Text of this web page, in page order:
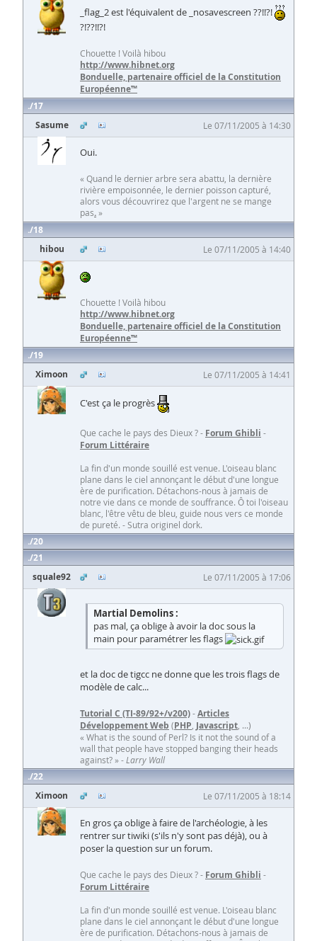
_flag_2 est l'équivalent de _nosavescreen ??!!?!
?!??!!?!
Chouette ! Voilà hibou
http://www.hibnet.org
Bonduelle, partenaire officiel de la Constitution
Européenne™
17
Sasume
Le 07/11/2005 à 14:30
Oui.
« Quand le dernier arbre sera abattu, la dernière
rivière empoisonnée, le dernier poisson capturé,
alors vous découvrirez que l'argent ne se mange
pas.»
18
hibou
Le 07/11/2005 à 14:40
Chouette ! Voilà hibou
http://www.hibnet.org
Bonduelle, partenaire officiel de la Constitution
Européenne™
19
Ximoon
Le 07/11/2005 à 14:41
C'est ça le progrès
Que cache le pays des Dieux ? - Forum Ghibli -
Forum Littéraire
La fin d'un monde souillé est venue. L'oiseau blanc
plane dans le ciel annonçant le début d'une longue
ère de purification. Détachons-nous à jamais de
notre vie dans ce monde de souffrance. Ô toi l'oiseau
blanc, l'être vêtu de bleu, guide nous vers ce monde
de pureté. - Sutra originel dork.
20
21
squale92
Le 07/11/2005 à 17:06
Martial Demolins :
pas mal, ça oblige à avoir la doc sous la
main pour paramétrer les flags
et la doc de tigcc ne donne que les trois flags de
modèle de calc...
Tutorial C (TI-89/92+/v200)-Articles
Développement Web (PHP, Javascript, ...)
« What is the sound of Perl? Is it not the sound of a
wall that people have stopped banging their heads
against? » -Larry Wall
22
Ximoon
Le 07/11/2005 à 18:14
En gros ça oblige à faire de l'archéologie, à les
rentrer sur tiwiki (s'ils n'y sont pas déjà), ou à
poser la question sur un forum.
Que cache le pays des Dieux ? - Forum Ghibli -
Forum Littéraire
La fin d'un monde souillé est venue. L'oiseau blanc
plane dans le ciel annonçant le début d'une longue
ère de purification. Détachons-nous à jamais de